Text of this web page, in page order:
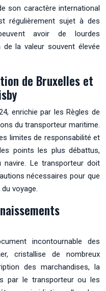
son caractère international
régulièrement sujet à des
avoir de lourdes
la valeur souvent élevée
de Bruxelles et
enrichie par les Règles de
du transporteur maritime.
limites de responsabilité et
points les plus débattus,
Le transporteur doit
nécessaires pour que
voyage.
incontournable des
cristallise de nombreux
des marchandises, la
par le transporteur ou les